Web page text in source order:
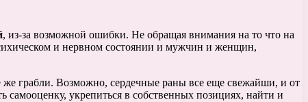
, из-за возможной ошибки. Не обращая внимания на то что на
и нервном состоянии и мужчин и женщин,
грабли. Возможно, сердечные раны все еще свежайши, и от
укрепиться в собственных позициях, найти и